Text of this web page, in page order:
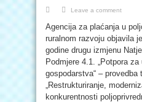
Leave a comment
Agencija za plaćanja u
ruralnom razvoju objavila
godine drugu izmjenu
Podmjere 4.1. „Potpora
gospodarstva“ – provedba
„Restrukturiranje,
konkurentnosti